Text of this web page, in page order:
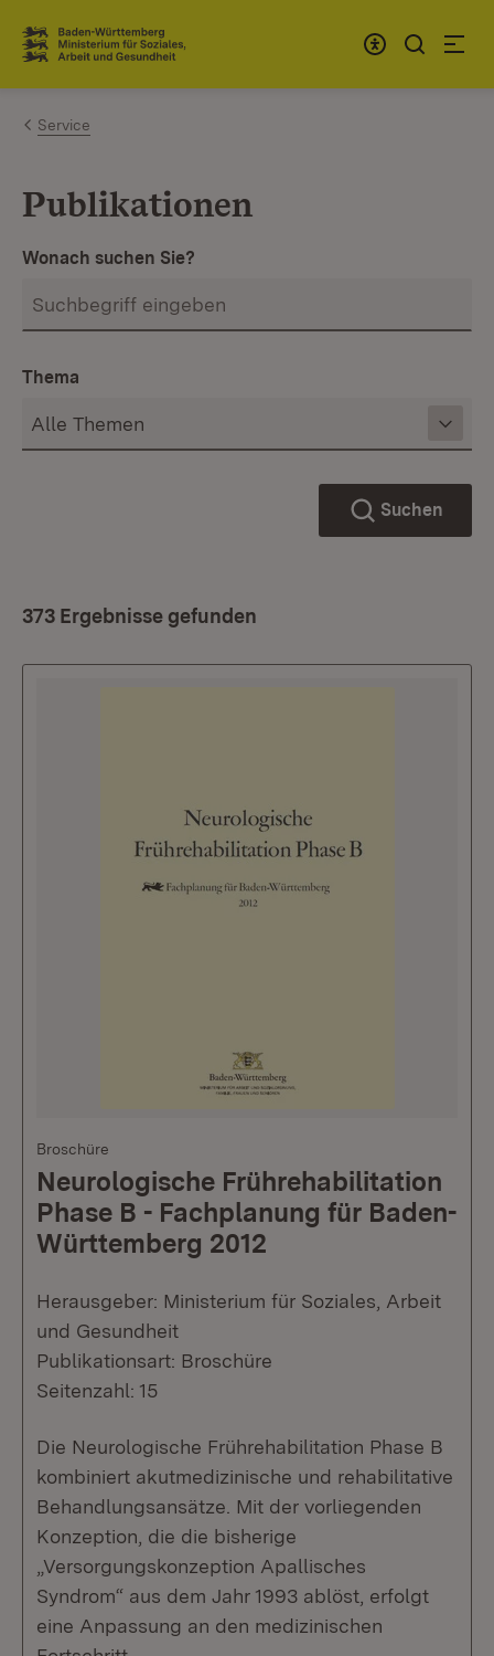
Zum Inhalt springen
Link zur Startseite
Service
Publikationen
Wonach suchen Sie?
Thema
Suchen
373 Ergebnisse gefunden
Broschüre
Neurologische Frührehabilitation
Phase B - Fachplanung für Baden-
Württemberg 2012
Herausgeber: Ministerium für Soziales, Arbeit
und Gesundheit
Publikationsart: Broschüre
Seitenzahl: 15
Die Neurologische Frührehabilitation Phase B
kombiniert akutmedizinische und rehabilitative
Behandlungsansätze. Mit der vorliegenden
Konzeption, die die bisherige
„Versorgungskonzeption Apallisches
Syndrom“ aus dem Jahr 1993 ablöst, erfolgt
eine Anpassung an den medizinischen